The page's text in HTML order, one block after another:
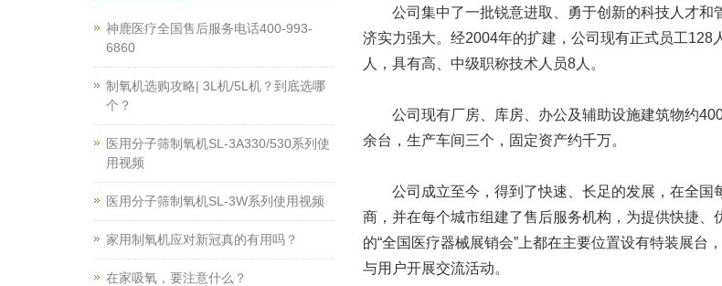
公司集中了一批锐意进取、勇于创新的科技人才和
济实力强大。经2004年的扩建，公司现有正式员工128
人，具有高、中级职称技术人员8人。
公司现有厂房、库房、办公及辅助设施建筑物约
余台，生产车间三个，固定资产约千万。
公司成立至今，得到了快速、长足的发展，在全国
商，并在每个城市组建了售后服务机构，为提供快捷、
的“全国医疗器械展销会”上都在主要位置设有特装展台
与用户开展交流活动。
神鹿医疗全国售后服务电话400-993-
6860
制氧机选购攻略| 3L机/5L机？到底选哪
个？
医用分子筛制氧机SL-3A330/530系列使
用视频
医用分子筛制氧机SL-3W系列使用视频
家用制氧机应对新冠真的有用吗？
在家吸氧，要注意什么？